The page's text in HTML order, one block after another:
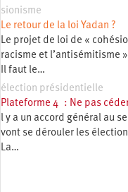
sionisme
Le retour de la loi Yadan ?
Le projet de loi de «
racisme et l’antisémitisme
Il faut le…
élection présidentielle
Plateforme 4 : Ne pas
l y a un accord général au
vont se dérouler les
La…